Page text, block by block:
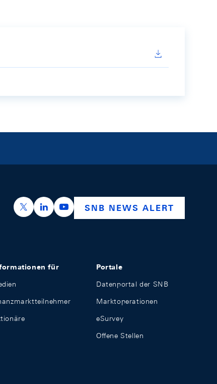
https://x.com/snb_bns
https://ch.linkedin.com/company/swiss-
https://www.youtube.com/
SNB NEWS ALERT
für Portale
Datenportal der SNB
Marktoperationen
eSurvey
Offene Stellen